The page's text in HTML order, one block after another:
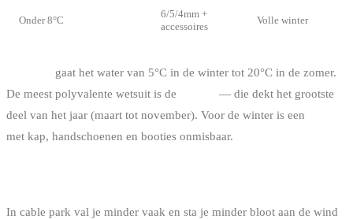
Onder 8°C
6/5/4mm +
accessoires
Volle winter
gaat het water van 5°C in de winter tot 20°C in de zomer.
De meest polyvalente wetsuit is de
— die dekt het grootste
deel van het jaar (maart tot november). Voor de winter is een
met kap, handschoenen en booties onmisbaar.
In cable park val je minder vaak en sta je minder bloot aan de wind